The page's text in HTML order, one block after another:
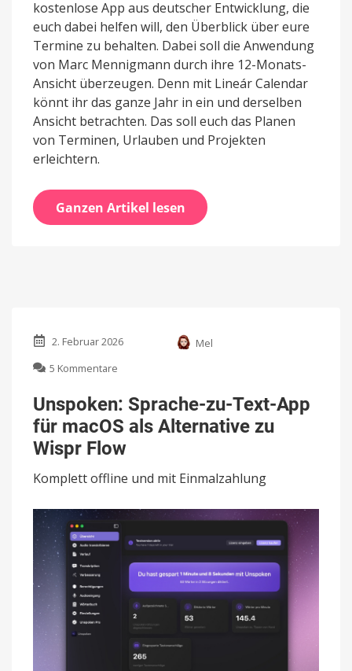
kostenlose App aus deutscher Entwicklung, die
euch dabei helfen will, den Überblick über eure
Termine zu behalten. Dabei soll die Anwendung
von Marc Mennigmann durch ihre 12-Monats-
Ansicht überzeugen. Denn mit Lineár Calendar
könnt ihr das ganze Jahr in ein und derselben
Ansicht betrachten. Das soll euch das Planen
von Terminen, Urlauben und Projekten
erleichtern.
Ganzen Artikel lesen
2. Februar 2026
Mel
5 Kommentare
Sprache-
zu-
Text-
App
für
macOS
als
zu
Wispr
Flow
Unspoken: Sprache-zu-Text-App
für macOS als Alternative zu
Wispr Flow
Komplett offline und mit Einmalzahlung